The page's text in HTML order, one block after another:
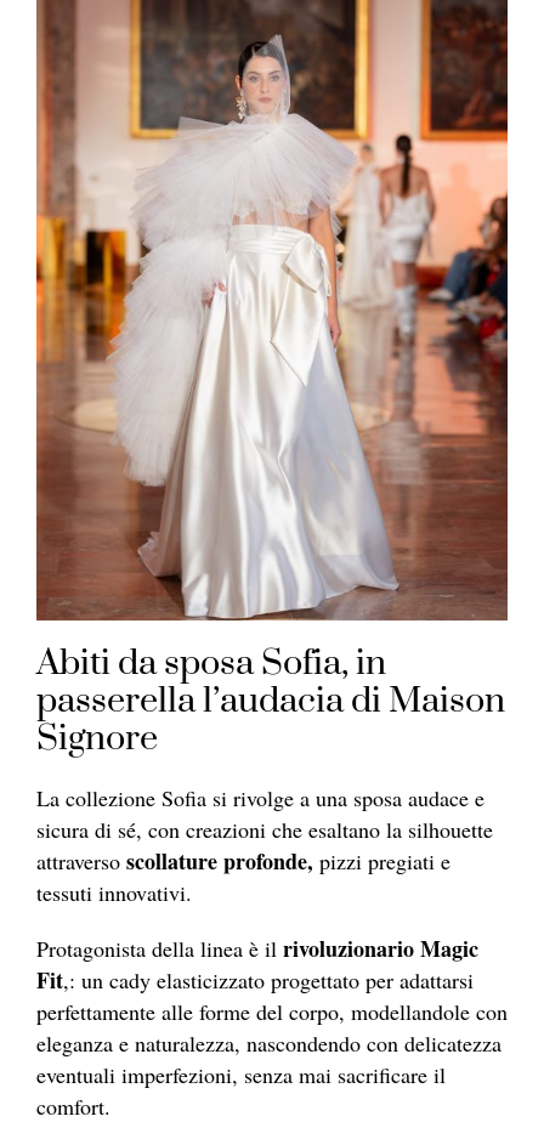
Abiti da sposa Sofia, in
passerella l’audacia di Maison
Signore
La collezione Sofia si rivolge a una sposa audace e
sicura di sé, con creazioni che esaltano la silhouette
attraverso scollature profonde, pizzi pregiati e
tessuti innovativi.
Protagonista della linea è il rivoluzionario Magic
Fit,: un cady elasticizzato progettato per adattarsi
perfettamente alle forme del corpo, modellandole con
eleganza e naturalezza, nascondendo con delicatezza
eventuali imperfezioni, senza mai sacrificare il
comfort.